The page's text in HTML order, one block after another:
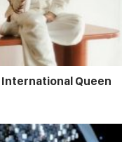
International Queen